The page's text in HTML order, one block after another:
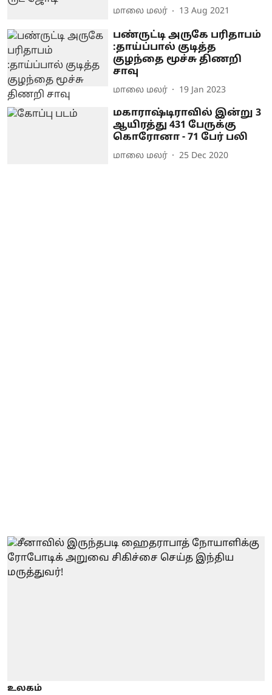
மாலை மலர் 13 Aug 2021
பண்ருட்டி அருகே பரிதாபம்
:தாய்ப்பால் குடித்த
குழந்தை மூச்சு திணறி
சாவு
மாலை மலர் 19 Jan 2023
மகாராஷ்டிராவில் இன்று 3
ஆயிரத்து 431 பேருக்கு
கொரோனா - 71 பேர் பலி
மாலை மலர் 25 Dec 2020
உலகம்